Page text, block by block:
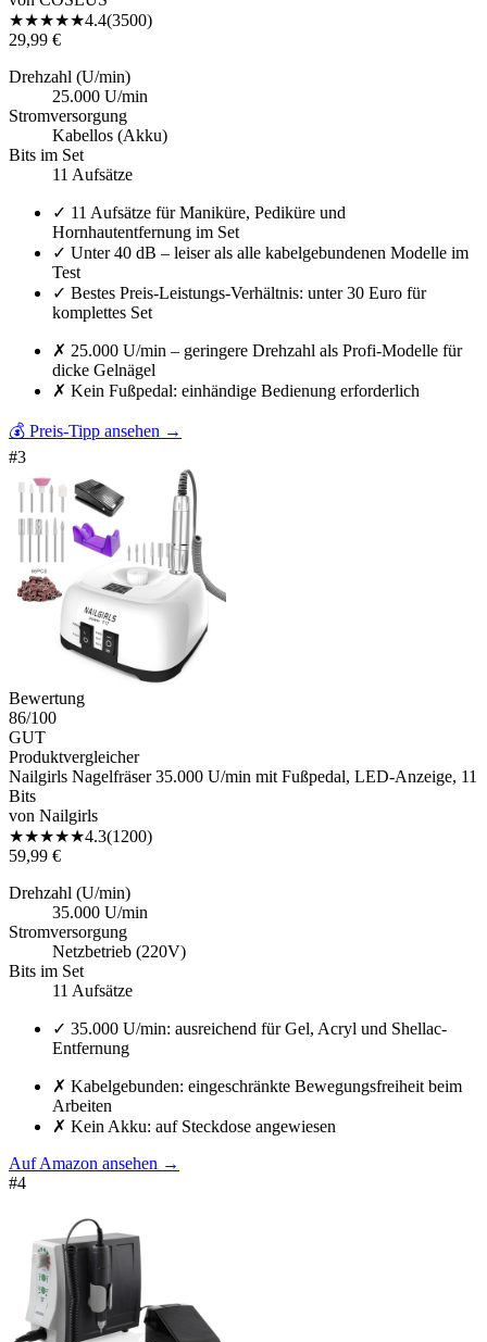
★★★★★4.4(3500)
29,99 €
Drehzahl (U/min)
25.000 U/min
Stromversorgung
Kabellos (Akku)
Bits im Set
11 Aufsätze
✓ 11 Aufsätze für Maniküre, Pediküre und
Hornhautentfernung im Set
✓ Unter 40 dB – leiser als alle kabelgebundenen Modelle im
Test
✓ Bestes Preis-Leistungs-Verhältnis: unter 30 Euro für
komplettes Set
✗ 25.000 U/min – geringere Drehzahl als Profi-Modelle für
dicke Gelnägel
✗ Kein Fußpedal: einhändige Bedienung erforderlich
💰 Preis-Tipp ansehen →
#3
Bewertung
86/100
GUT
Produktvergleicher
Nailgirls Nagelfräser 35.000 U/min mit Fußpedal, LED-Anzeige, 11
Bits
von Nailgirls
★★★★★4.3(1200)
59,99 €
Drehzahl (U/min)
35.000 U/min
Stromversorgung
Netzbetrieb (220V)
Bits im Set
11 Aufsätze
✓ 35.000 U/min: ausreichend für Gel, Acryl und Shellac-
Entfernung
✗ Kabelgebunden: eingeschränkte Bewegungsfreiheit beim
Arbeiten
✗ Kein Akku: auf Steckdose angewiesen
Auf Amazon ansehen →
#4